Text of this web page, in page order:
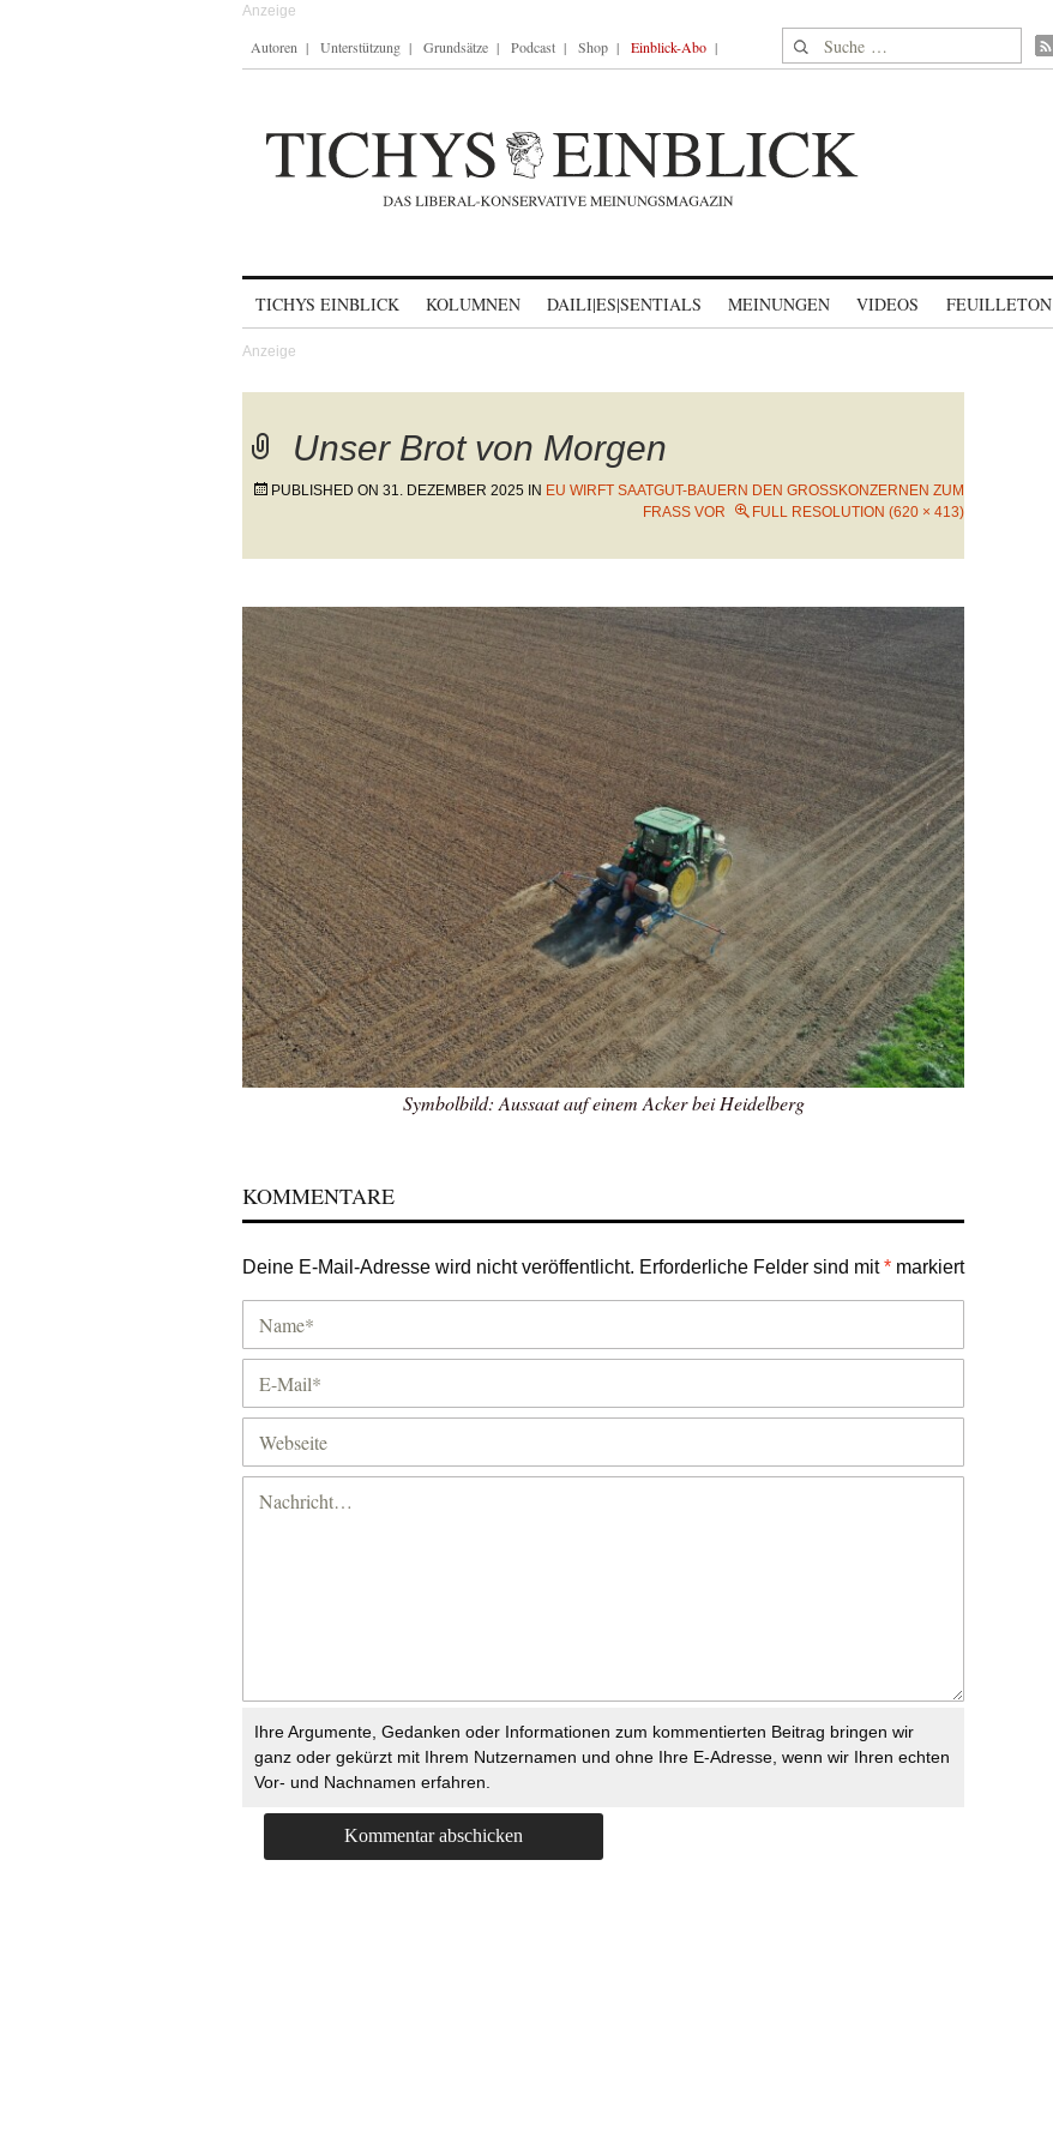
Autoren Unterstützung Grundsätze Podcast Shop Einblick-Abo Suche nach:
TICHYS EINBLICK KOLUMNEN DAILI|ES|SENTIALS MEINUNGEN VIDEOS FEUILLETON
Unser Brot von Morgen
PUBLISHED ON 31. DEZEMBER 2025 IN EU WIRFT SAATGUT-BAUERN DEN GROSSKONZERNEN ZUM F
RASS VOR
FULL RESOLUTION (620 × 413)
Symbolbild: Aussaat auf einem Acker bei Heidelberg
KOMMENTARE
Deine E-Mail-Adresse wird nicht veröffentlicht. Erforderliche Felder sind mit* markiert
Ihre Argumente, Gedanken oder Informationen zum kommentierten Beitrag bringen wir
ganz oder gekürzt mit Ihrem Nutzernamen und ohne Ihre E-Adresse, wenn wir Ihren echten
Vor- und Nachnamen erfahren.